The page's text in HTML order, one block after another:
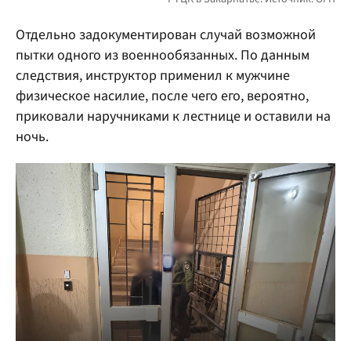
Отдельно задокументирован случай возможной
пытки одного из военнообязанных. По данным
следствия, инструктор применил к мужчине
физическое насилие, после чего его, вероятно,
приковали наручниками к лестнице и оставили на
ночь.